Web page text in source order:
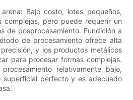
Bajo costo, lotes pequeños,
complejas, pero puede requerir un
de posprocesamiento. Fundición a
de procesamiento ofrece alta
y los productos metálicos
para procesar formas complejas.
relativamente bajo,
superficial perfecto y es adecuado